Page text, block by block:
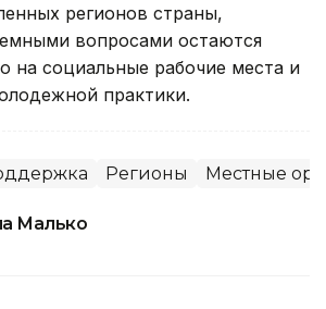
регионов страны,
вопросами остаются
на социальные рабочие места и
практики.
Регионы Местные
Малько